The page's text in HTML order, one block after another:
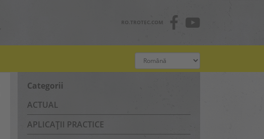
RO.TROTEC.COM
Categorii
ACTUAL
APLICAȚII PRACTICE